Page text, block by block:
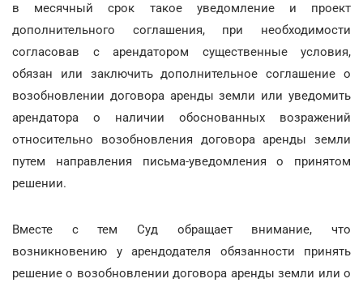
в месячный срок такое уведомление и проект
дополнительного соглашения, при необходимости
согласовав с арендатором существенные условия,
обязан или заключить дополнительное соглашение о
возобновлении договора аренды земли или уведомить
арендатора о наличии обоснованных возражений
относительно возобновления договора аренды земли
путем направления письма-уведомления о принятом
решении.
Вместе с тем Суд обращает внимание, что
возникновению у арендодателя обязанности принять
решение о возобновлении договора аренды земли или о